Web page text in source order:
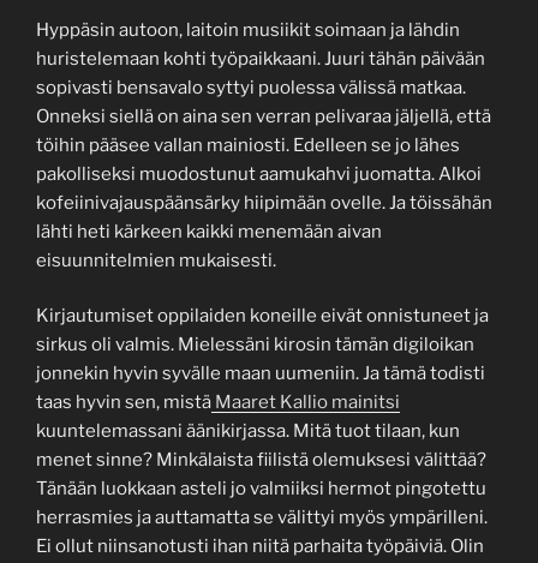
Hyppäsin autoon, laitoin musiikit soimaan ja lähdin
huristelemaan kohti työpaikkaani. Juuri tähän päivään
sopivasti bensavalo syttyi puolessa välissä matkaa.
Onneksi siellä on aina sen verran pelivaraa jäljellä, että
töihin pääsee vallan mainiosti. Edelleen se jo lähes
pakolliseksi muodostunut aamukahvi juomatta. Alkoi
kofeiinivajauspäänsärky hiipimään ovelle. Ja töissähän
lähti heti kärkeen kaikki menemään aivan
eisuunnitelmien mukaisesti.
Kirjautumiset oppilaiden koneille eivät onnistuneet ja
sirkus oli valmis. Mielessäni kirosin tämän digiloikan
jonnekin hyvin syvälle maan uumeniin. Ja tämä todisti
taas hyvin sen, mistä Maaret Kallio mainitsi
kuuntelemassani äänikirjassa. Mitä tuot tilaan, kun
menet sinne? Minkälaista fiilistä olemuksesi välittää?
Tänään luokkaan asteli jo valmiiksi hermot pingotettu
herrasmies ja auttamatta se välittyi myös ympärilleni.
Ei ollut niinsanotusti ihan niitä parhaita työpäiviä. Olin